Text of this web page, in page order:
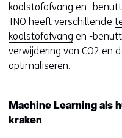
koolstofafvang en -
TNO heeft verschillende
koolstofafvang en -
verwijdering van CO2 en
optimaliseren.
Machine Learning als
kraken